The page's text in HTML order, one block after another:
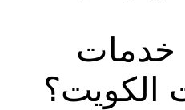
خدمات
الكويت؟